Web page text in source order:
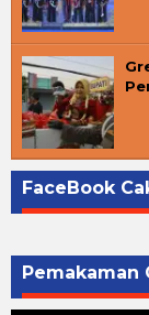
FaceBook
Pemakaman